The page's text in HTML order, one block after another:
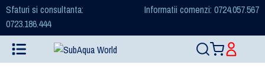
Sfaturi si consultanta:
0723.186.444
Informatii comenzi: 0724.057.567